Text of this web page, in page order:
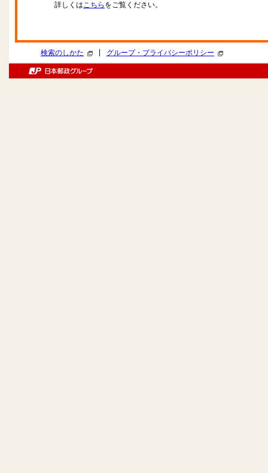
詳しくはこちら をご覧ください。
検索のしかた グループ・プライバシーポリシー